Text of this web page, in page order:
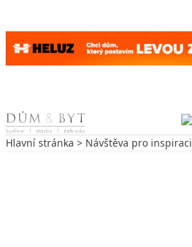
Skip to content
Hlavní stránka > Návštěva pro inspiraci